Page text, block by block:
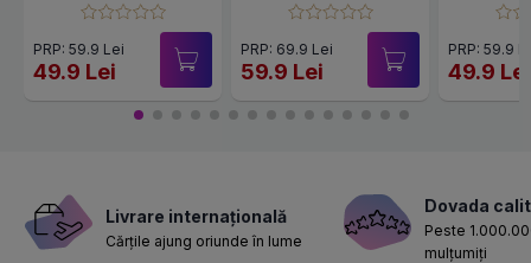
PRP: 59.9 Lei
49.9 Lei
PRP: 69.9 Lei
59.9 Lei
PRP: 59.9
49.9 Lei
Livrare internațională
Cărțile ajung oriunde în lume
Dovada
Peste
mulțumiți